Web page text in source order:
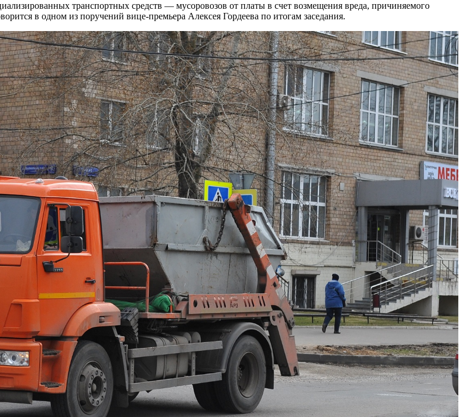
транспортных средств — мусоровозов от платы в счет возмещения вреда, причиняемого
в одном из поручений вице-премьера Алексея Гордеева по итогам заседания.